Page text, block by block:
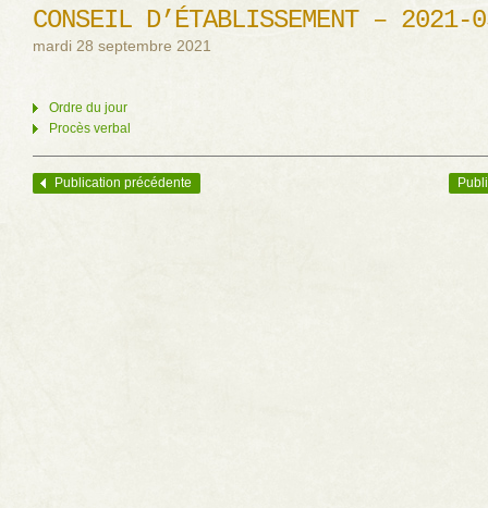
CONSEIL D’ÉTABLISSEMENT – 2021-
mardi 28 septembre 2021
Ordre du jour
Procès verbal
Navigation des articles
Publication précédente